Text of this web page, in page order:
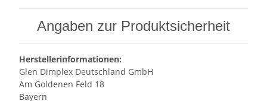
Angaben zur Produktsicherheit
Herstellerinformationen:
Glen Dimplex Deutschland GmbH
Am Goldenen Feld 18
Bayern